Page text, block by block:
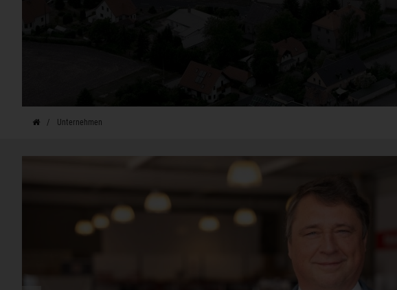
Unternehmen